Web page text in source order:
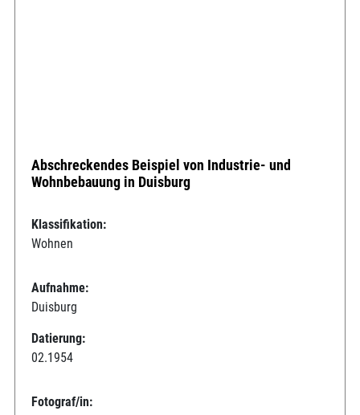
Abschreckendes Beispiel von Industrie- und
Wohnbebauung in Duisburg
Klassifikation:
Wohnen
Aufnahme:
Duisburg
Datierung:
02.1954
Fotograf/in: